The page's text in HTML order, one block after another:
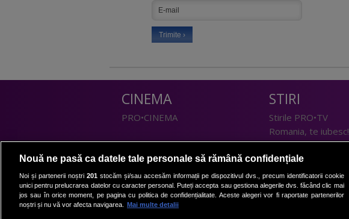
CINEMA
PRO•CINEMA
DIVERTISMENT
PRO•TV
Romanii au talent
Vocea Romaniei
STIRI
Stirile PRO•TV
Romania, te iubesc!
TEHNOLOGIE
I Like IT
Nouă ne pasă ca datele tale personale să rămână confidențiale
Noi și partenerii noștri 201stocăm și/sau accesăm informații pe dispozitivul dvs., precum identificatorii cookie
unici pentru prelucrarea datelor cu caracter personal. Puteți accepta sau gestiona alegerile dvs. făcând clic mai
jos sau în orice moment, pe pagina cu politica de confidențialitate. Aceste alegeri vor fi raportate partenerilor
noștri și nu vă vor afecta navigarea.
Mai multe detalii